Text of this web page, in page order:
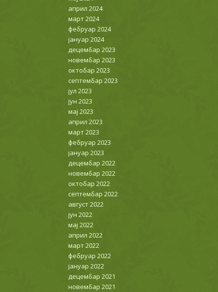
април 2024
март 2024
фебруар 2024
јануар 2024
децембар 2023
новембар 2023
октобар 2023
септембар 2023
јул 2023
јун 2023
мај 2023
април 2023
март 2023
фебруар 2023
јануар 2023
децембар 2022
новембар 2022
октобар 2022
септембар 2022
август 2022
јун 2022
мај 2022
април 2022
март 2022
фебруар 2022
јануар 2022
децембар 2021
новембар 2021